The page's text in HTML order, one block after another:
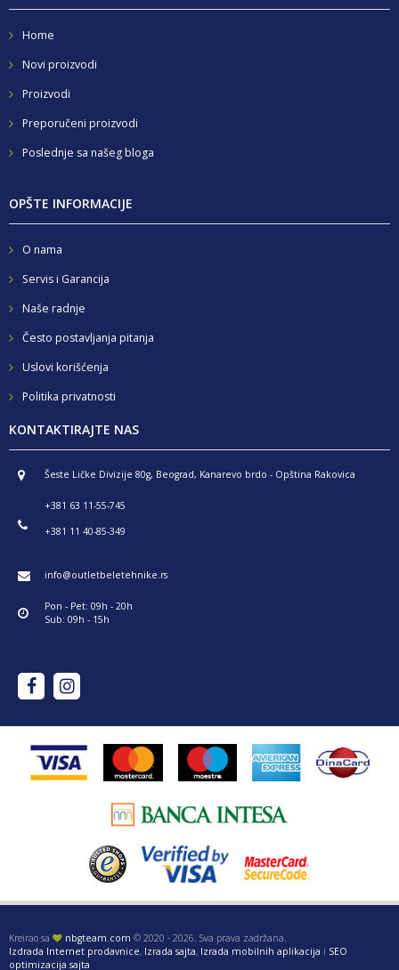
Home
Novi proizvodi
Proizvodi
Preporučeni proizvodi
Poslednje sa našeg bloga
OPŠTE INFORMACIJE
O nama
Servis i Garancija
Naše radnje
Često postavljanja pitanja
Uslovi korišćenja
Politika privatnosti
KONTAKTIRAJTE NAS
Šeste Ličke Divizije 80g, Beograd, Kanarevo brdo - Opština Rakovica
+381 63 11-55-745
+381 11 40-85-349
info@outletbeletehnike.rs
Pon - Pet: 09h - 20h
Sub: 09h - 15h
Kreirao sa nbgteam.com © 2020 - 2026. Sva prava zadržana.
Izdrada Internet prodavnice, Izrada sajta, Izrada mobilnih aplikacija i SEO
optimizacija sajta